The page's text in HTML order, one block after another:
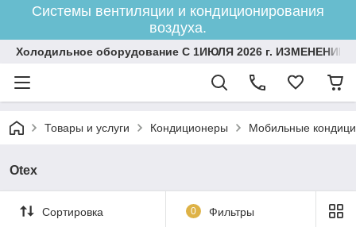
Системы вентиляции и кондиционирования
воздуха.
Холодильное оборудование С 1ИЮЛЯ 2026 г.
Товары и услуги Кондиционеры Мобильные
Otex
Сортировка 0 Фильтры